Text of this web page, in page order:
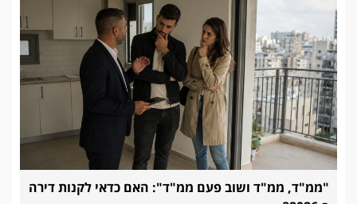
"ממ"ד, ממ"ד ושוב פעם ממ"ד": האם כדאי לקנות דירה